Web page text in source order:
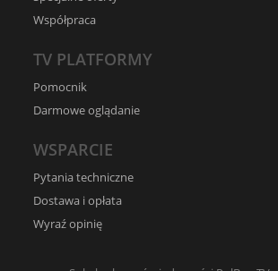
Współpraca
TV PLATFORMY
Pomocnik
Darmowe oglądanie
WSPARCIE
Pytania techniczne
Dostawa i opłata
Wyraź opinię